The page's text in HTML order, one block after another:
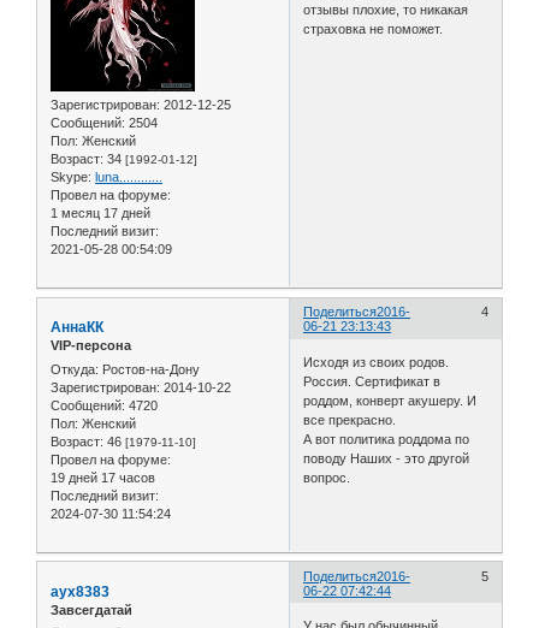
Зарегистрирован: 2012-12-25
Сообщений: 2504
Пол: Женский
Возраст: 34 [1992-01-12]
Skype: luna............
Провел на форуме:
1 месяц 17 дней
Последний визит:
2021-05-28 00:54:09
отзывы плохие, то никакая
страховка не поможет.
Поделиться 4
2016-
06-21 23:13:43
АннаКК
VIP-персона
Откуда: Ростов-на-Дону
Зарегистрирован: 2014-10-22
Сообщений: 4720
Пол: Женский
Возраст: 46 [1979-11-10]
Провел на форуме:
19 дней 17 часов
Последний визит:
2024-07-30 11:54:24
Исходя из своих родов.
Россия. Сертификат в
роддом, конверт акушеру. И
все прекрасно.
А вот политика роддома по
поводу Наших - это другой
вопрос.
Поделиться 5
2016-
06-22 07:42:44
ayx8383
Завсегдатай